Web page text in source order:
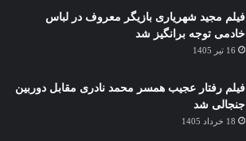
فیلم مجید شهریاری بازیگر معروف در لباس
خادمی توجه برانگیز شد
16 تیر 1405
فیلم رفتار عجیب همسر محمد نادری مقابل دوربین
جنجالی شد
18 خرداد 1405